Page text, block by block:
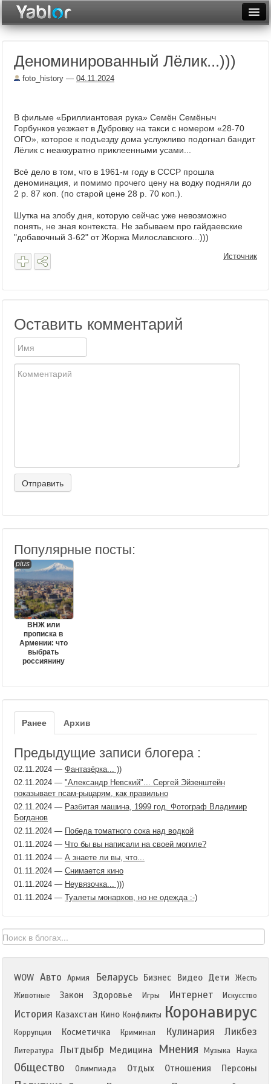
Неделя
Архив
Видеотоп
Деноминированный Лёлик...)))
foto_history — 04.11.2024
В фильме «Бриллиантовая рука» Семён Семёныч
Горбунков уезжает в Дубровку на такси с номером «28-70
ОГО», которое к подъезду дома услужливо подогнал бандит
Лёлик с неаккуратно приклеенными усами...
Всё дело в том, что в 1961-м году в СССР прошла
деноминация, и помимо прочего цену на водку подняли до
2 р. 87 коп. (по старой цене 28 р. 70 коп.).
Шутка на злобу дня, которую сейчас уже невозможно
понять, не зная контекста. Не забываем про гайдаевские
"добавочный 3-62" от Жоржа Милославского...)))
Источник
Оставить комментарий
Популярные посты:
pius
ВНЖ или
прописка в
Армении: что
выбрать
россиянину
Ранее Архив
Предыдущие записи блогера :
02.11.2024 — Фантазёрка... ))
02.11.2024 — "Александр Невский"... Сергей Эйзенштейн
показывает псам-рыцарям, как правильно
02.11.2024 — Разбитая машина, 1999 год. Фотограф Владимир
Богданов
02.11.2024 — Победа томатного сока над водкой
01.11.2024 — Что бы вы написали на своей могиле?
01.11.2024 — А знаете ли вы, что...
01.11.2024 — Снимается кино
01.11.2024 — Неувязочка... )))
01.11.2024 — Туалеты монархов, но не одежда :-)
WOW Авто Армия Беларусь Бизнес Видео Дети
Жесть
Животные
Закон Здоровье Игры Интернет Искусство
История Казахстан Кино Конфликты Коронавирус
Коррупция Косметичка Криминал Кулинария Ликбез
Литература Лытдыбр Медицина Мнения Музыка Наука
Общество Олимпиада Отдых Отношения Персоны